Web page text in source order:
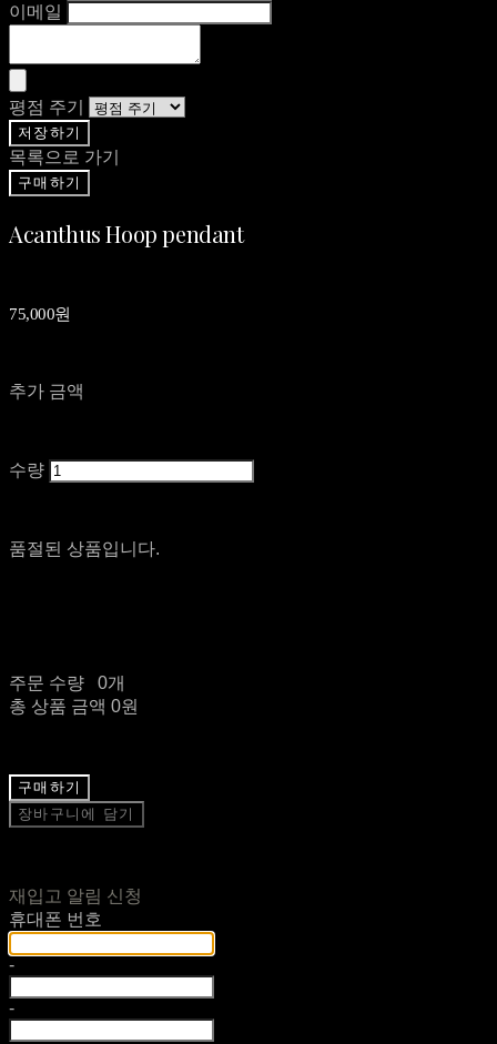
이메일
평점 주기
저장하기
목록으로 가기
구매하기
Acanthus Hoop pendant
75,000원
추가 금액
수량
품절된 상품입니다.
주문 수량
0개
총 상품 금액 0원
구매하기
장바구니에 담기
재입고 알림 신청
휴대폰 번호
-
-